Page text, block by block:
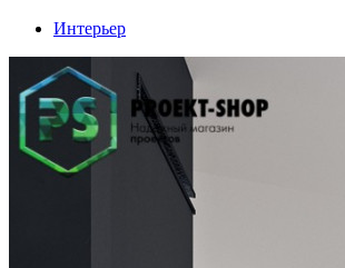
Интерьер